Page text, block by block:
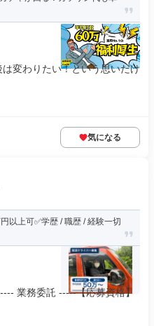
変わりたい！という思いだけ
気になる
以上可✅学歴 / 職歴 / 経験一切
業務委託 -----【応募資格】